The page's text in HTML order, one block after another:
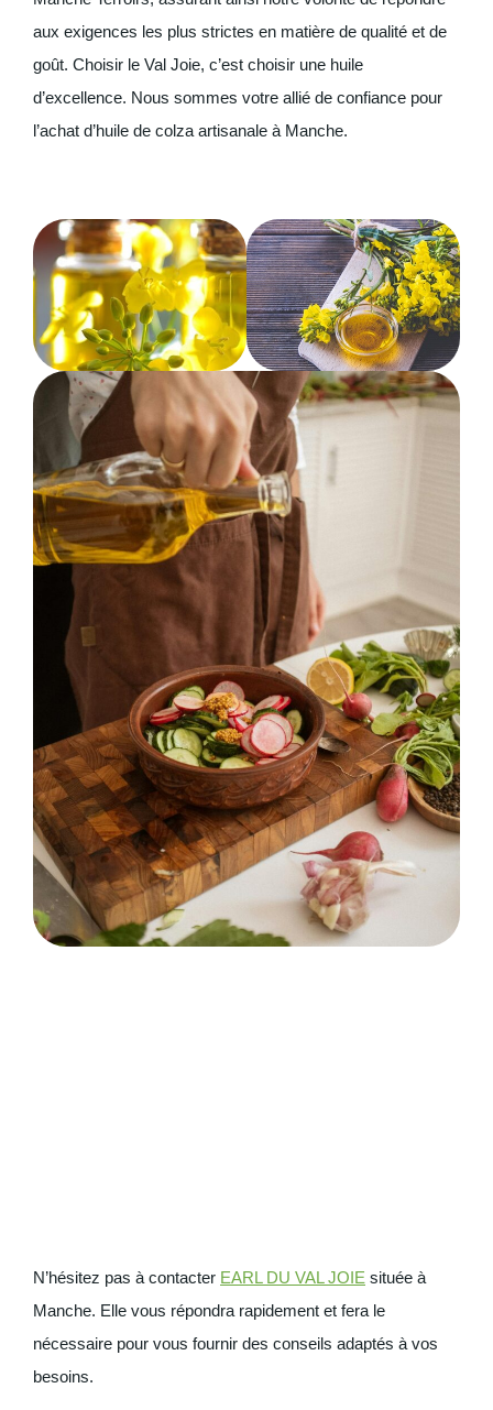
aux exigences les plus strictes en matière de qualité et de
goût. Choisir le Val Joie, c’est choisir une huile
d’excellence. Nous sommes votre allié de confiance pour
l’achat d’huile de colza artisanale à Manche.
N’hésitez pas à contacter EARL DU VAL JOIE située à
Manche. Elle vous répondra rapidement et fera le
nécessaire pour vous fournir des conseils adaptés à vos
besoins.